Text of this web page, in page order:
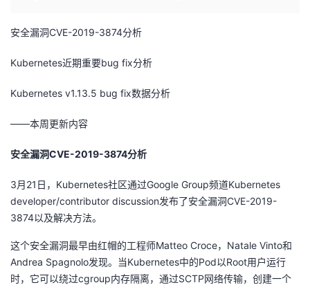
个
人
主
页
我
的
开
发
的
我
安全漏洞CVE-2019-3874分析
Kubernetes近期重要bug fix分析
Kubernetes v1.13.5 bug fix数据分析
——本周更新内容
安全漏洞CVE-2019-3874分析
3月21日，Kubernetes社区通过Google Group频道Kubernetes
developer/contributor discussion发布了安全漏洞CVE-2019-
3874以及解决方法。
这个安全漏洞最早由红帽的工程师Matteo Croce，Natale Vinto和
Andrea Spagnolo发现。当Kubernetes中的Pod以Root用户运行
时，它可以绕过cgroup内存隔离，通过SCTP网络传输，创建一个